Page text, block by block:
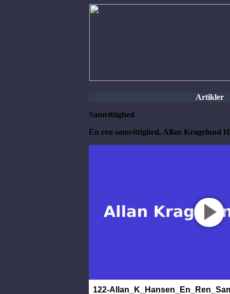
Artikler
Samvittighed
En ren samvittighed, Allan Kragelund